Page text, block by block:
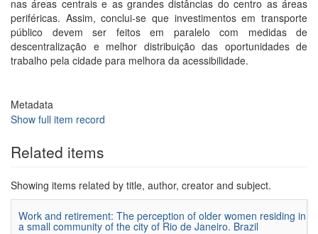
nas áreas centrais e as grandes distâncias do centro as áreas
periféricas. Assim, conclui-se que investimentos em transporte
público devem ser feitos em paralelo com medidas de
descentralização e melhor distribuição das oportunidades de
trabalho pela cidade para melhora da acessibilidade.
Metadata
Show full item record
Related items
Showing items related by title, author, creator and subject.
Work and retirement: The perception of older women residing in
a small community of the city of Rio de Janeiro. Brazil